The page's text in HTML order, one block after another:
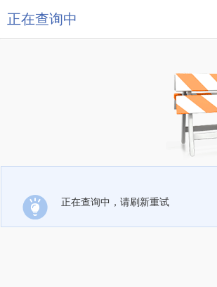
正在查询中
正在查询中，请刷新重试